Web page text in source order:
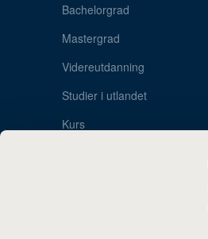
Bachelorgrad
Mastergrad
Videreutdanning
Studier i utlandet
Kurs